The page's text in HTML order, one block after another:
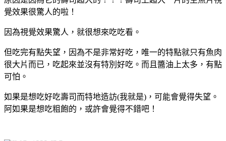
覺效果很驚人的啦！
因為視覺效果驚人，就很想來吃吃看。
但吃完有點失望，因為不是非常好吃，唯一的特點就只有魚肉
很大片而已，吃起來並沒有特別好吃。而且醬油上太多，有點
可怕。
如果是想吃好吃壽司而特地造訪(我就是)，可能會覺得失望。
阿如果是想吃粗飽的，或許會覺得不錯吧！